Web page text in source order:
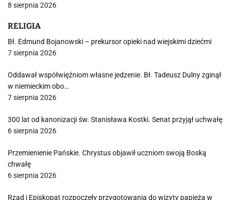
8 sierpnia 2026
RELIGIA
Bł. Edmund Bojanowski – prekursor opieki nad wiejskimi dziećmi
7 sierpnia 2026
Oddawał współwięźniom własne jedzenie. Bł. Tadeusz Dulny zginął
w niemieckim obo…
7 sierpnia 2026
300 lat od kanonizacji św. Stanisława Kostki. Senat przyjął uchwałę
6 sierpnia 2026
Przemienienie Pańskie. Chrystus objawił uczniom swoją Boską
chwałę
6 sierpnia 2026
Rząd i Episkopat rozpoczęły przygotowania do wizyty papieża w